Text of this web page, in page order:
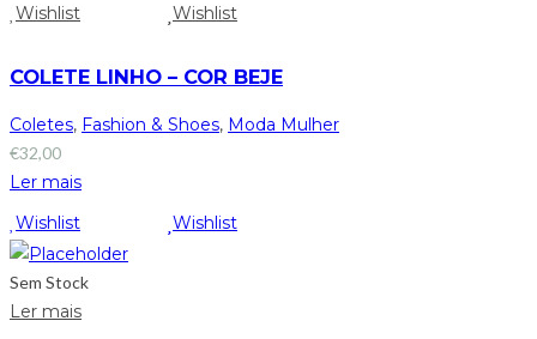
Wishlist
Wishlist
COLETE LINHO – COR BEJE
Coletes, Fashion & Shoes, Moda Mulher
€32,00
Ler mais
Wishlist
Wishlist
Sem Stock
Ler mais